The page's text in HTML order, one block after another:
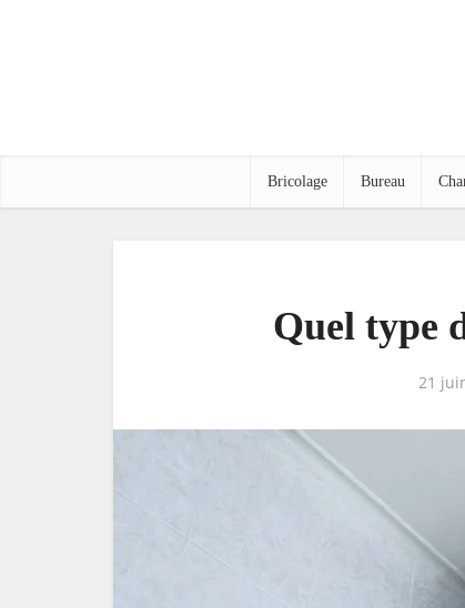
Bricolage Bureau
Quel type
21